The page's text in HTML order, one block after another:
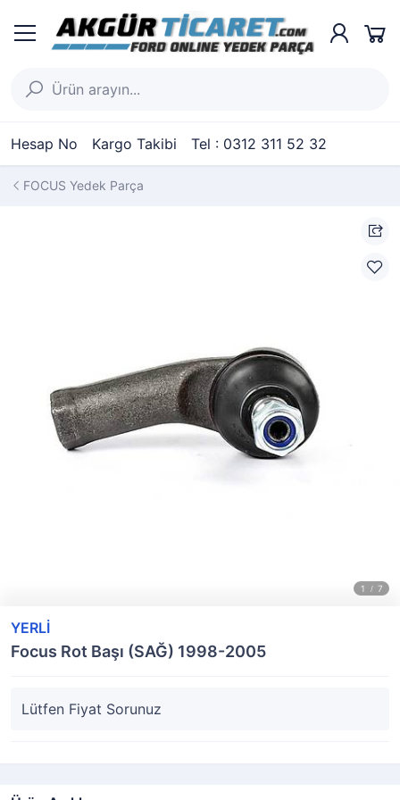
Hesap No Kargo Takibi Tel : 0312 311 52 32
FOCUS Yedek Parça
YERLİ
Focus Rot Başı (SAĞ) 1998-2005
Lütfen Fiyat Sorunuz